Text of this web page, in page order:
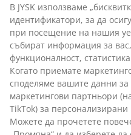
Артикул: 3630090
Инструкции за
Характеристики
В JYSK използваме
идентификатори, за да
при посещение на нашия
събират информация за
функционалност,
Когато приемате
споделяме вашите данни
маркетингови партньори
TikTok) за
Можете да прочетете